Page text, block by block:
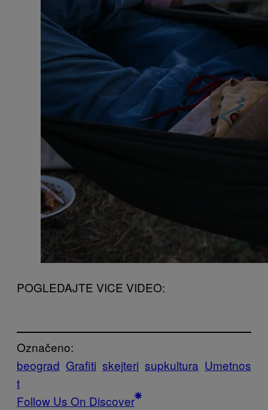
POGLEDAJTE VICE VIDEO:
Označeno:
beograd Grafiti skejteri supkultura Umetnos
t
Follow Us On Discover